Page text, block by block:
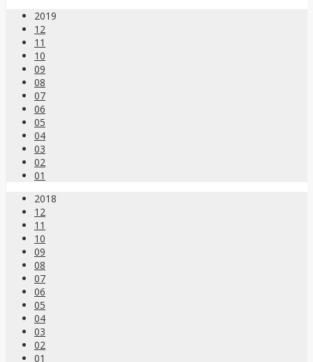
2019
12
11
10
09
08
07
06
05
04
03
02
01
2018
12
11
10
09
08
07
06
05
04
03
02
01